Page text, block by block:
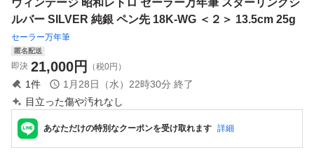
筆記未確認 中古品
ヴィンテージ 昭和レトロ セーラー万年筆 スターリングシ
ルバー SILVER 純銀 ペン先 18K-WG ＜２＞ 13.5cm 25g
セーラー万年筆
匿名配送
即決 21,000円 （税0円）
1件 1月28日（水）22時30分 終了
目立った傷や汚れなし
あなただけの特別なクーポンを受け取れます 詳細